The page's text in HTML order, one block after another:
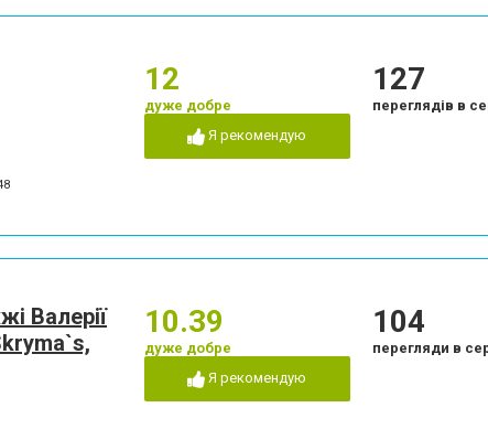
12
дуже добре
Я рекомендую
127
переглядів в
Валерії
10.39
дуже добре
Я рекомендую
104
перегляди в